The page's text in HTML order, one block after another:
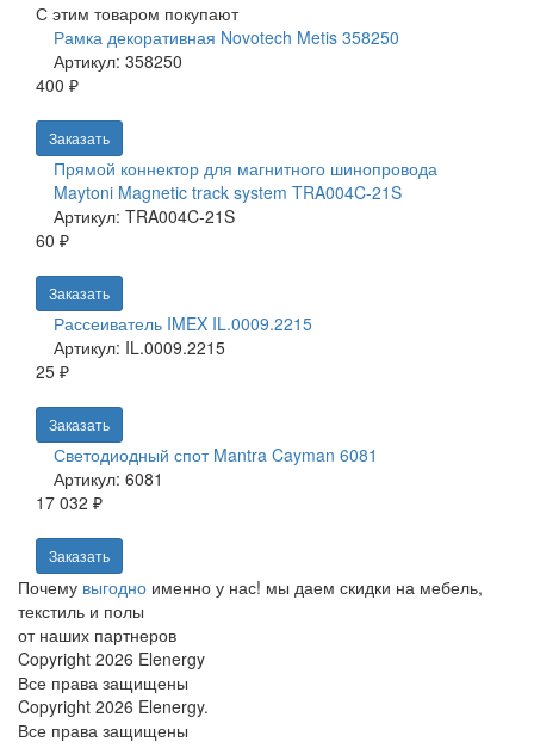
С этим товаром покупают
Рамка декоративная Novotech Metis 358250
Артикул: 358250
400 ₽
Заказать
Прямой коннектор для магнитного шинопровода
Maytoni Magnetic track system TRA004C-21S
Артикул: TRA004C-21S
60 ₽
Заказать
Рассеиватель IMEX IL.0009.2215
Артикул: IL.0009.2215
25 ₽
Заказать
Светодиодный спот Mantra Cayman 6081
Артикул: 6081
17 032 ₽
Заказать
Почему выгодно именно у нас! мы даем скидки на мебель,
текстиль и полы
от наших партнеров
Copyright 2026 Elenergy
Все права защищены
Copyright 2026 Elenergy.
Все права защищены